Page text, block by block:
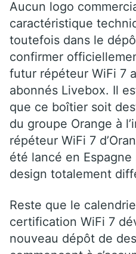
Aucun logo
caractéristique
toutefois dans le
confirmer
futur répéteur WiFi 7
abonnés Livebox. Il
que ce boîtier soit
du groupe Orange à
répéteur WiFi 7
été lancé en
design totalement
Reste que le
certification WiFi 7
nouveau dépôt de